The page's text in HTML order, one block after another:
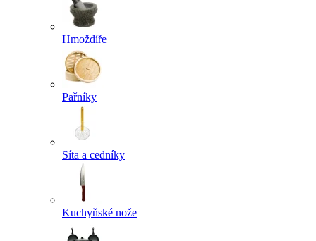
Hmoždíře
Pařníky
Síta a cedníky
Kuchyňské nože